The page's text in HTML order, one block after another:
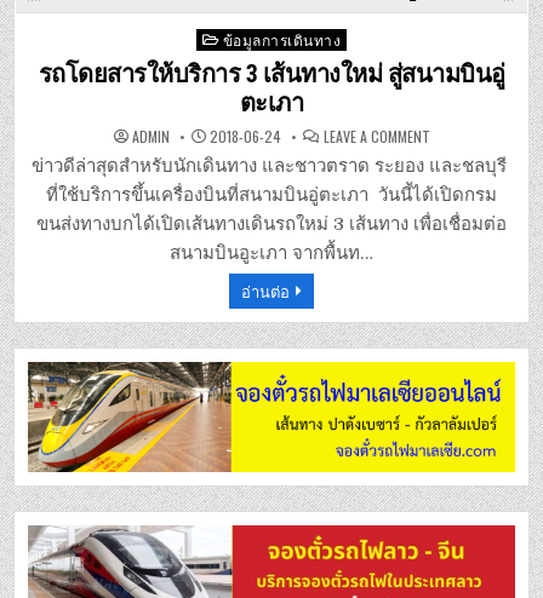
Posted
in
ข้อมูลการเดินทาง
รถโดยสารให้บริการ 3 เส้นทางใหม่ สู่สนามบินอู่
ตะเภา
ADMIN 2018-06-24 LEAVE A COMMENTON
โดยสาร
ให้
บริการ
3
เส้น
ทาง
ตะเภา
ข่าวดีล่าสุดสำหรับนักเดินทาง และชาวตราด ระยอง และชลบุรี
ที่ใช้บริการขึ้นเครื่องบินที่สนามบินอู่ตะเภา วันนี้ได้เปิดกรม
ขนส่งทางบกได้เปิดเส้นทางเดินรถใหม่ 3 เส้นทาง เพื่อเชื่อมต่อ
สนามบินอูะเภา จากพื้นท…
อ่านต่อ